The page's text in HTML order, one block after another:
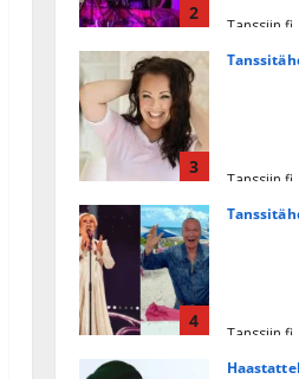
2
Tanssiin.fi
3
Tanssiin.fi
4
Tanssiin.fi